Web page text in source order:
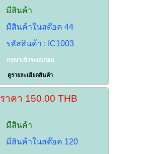
มีสินค้า
มีสินค้าในสต๊อค 44
รหัสสินค้า : IC1003
กรุณาเข้าระบบก่อน
ดูรายละเอียดสินค้า
ราคา 150.00 THB
มีสินค้า
มีสินค้าในสต๊อค 120